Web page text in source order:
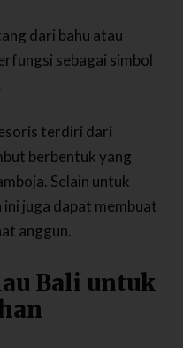
dari bahu atau
sebagai simbol
terdiri dari
berbentuk yang
Selain untuk
ini juga dapat membuat
anggun.
Bali untuk